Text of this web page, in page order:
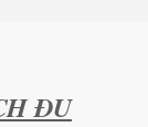
ĐU